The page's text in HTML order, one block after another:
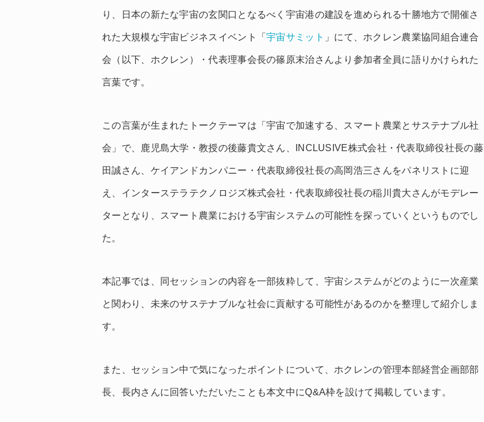
り、日本の新たな宇宙の玄関口となるべく宇宙港の建設を進められる十勝地方で開催さ
れた大規模な宇宙ビジネスイベント「宇宙サミット 」にて、ホクレン農業協同組合連合
会（以下、ホクレン）・代表理事会長の篠原末治さんより参加者全員に語りかけられた
言葉です。
この言葉が生まれたトークテーマは「宇宙で加速する、スマート農業とサステナブル社
会」で、鹿児島大学・教授の後藤貴文さん、INCLUSIVE株式会社・代表取締役社長の藤
田誠さん、ケイアンドカンパニー・代表取締役社長の高岡浩三さんをパネリストに迎
え、インターステラテクノロジズ株式会社・代表取締役社長の稲川貴大さんがモデレー
ターとなり、スマート農業における宇宙システムの可能性を探っていくというものでし
た。
本記事では、同セッションの内容を一部抜粋して、宇宙システムがどのように一次産業
と関わり、未来のサステナブルな社会に貢献する可能性があるのかを整理して紹介しま
す。
また、セッション中で気になったポイントについて、ホクレンの管理本部経営企画部部
長、長内さんに回答いただいたことも本文中にQ&A枠を設けて掲載しています。